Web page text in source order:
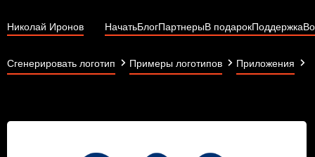
Николай Иронов НачатьБлогПартнерыВ подарокПоддержка
Сгенерировать логотип Примеры логотипов Приложения